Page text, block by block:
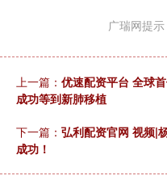
广瑞网提
上一篇： 优速配资平台 全球
成功等到新肺移植
下一篇： 弘利配资官网 视频|
成功！